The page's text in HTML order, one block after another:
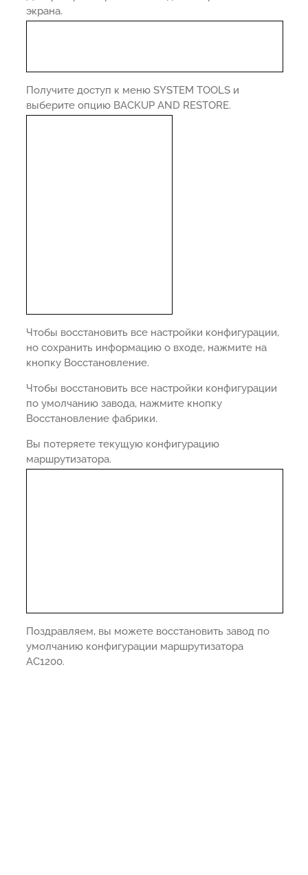
экрана.
Получите доступ к меню SYSTEM TOOLS и
выберите опцию BACKUP AND RESTORE.
Чтобы восстановить все настройки конфигурации,
но сохранить информацию о входе, нажмите на
кнопку Восстановление.
Чтобы восстановить все настройки конфигурации
по умолчанию завода, нажмите кнопку
Восстановление фабрики.
Вы потеряете текущую конфигурацию
маршрутизатора.
Поздравляем, вы можете восстановить завод по
умолчанию конфигурации маршрутизатора
AC1200.